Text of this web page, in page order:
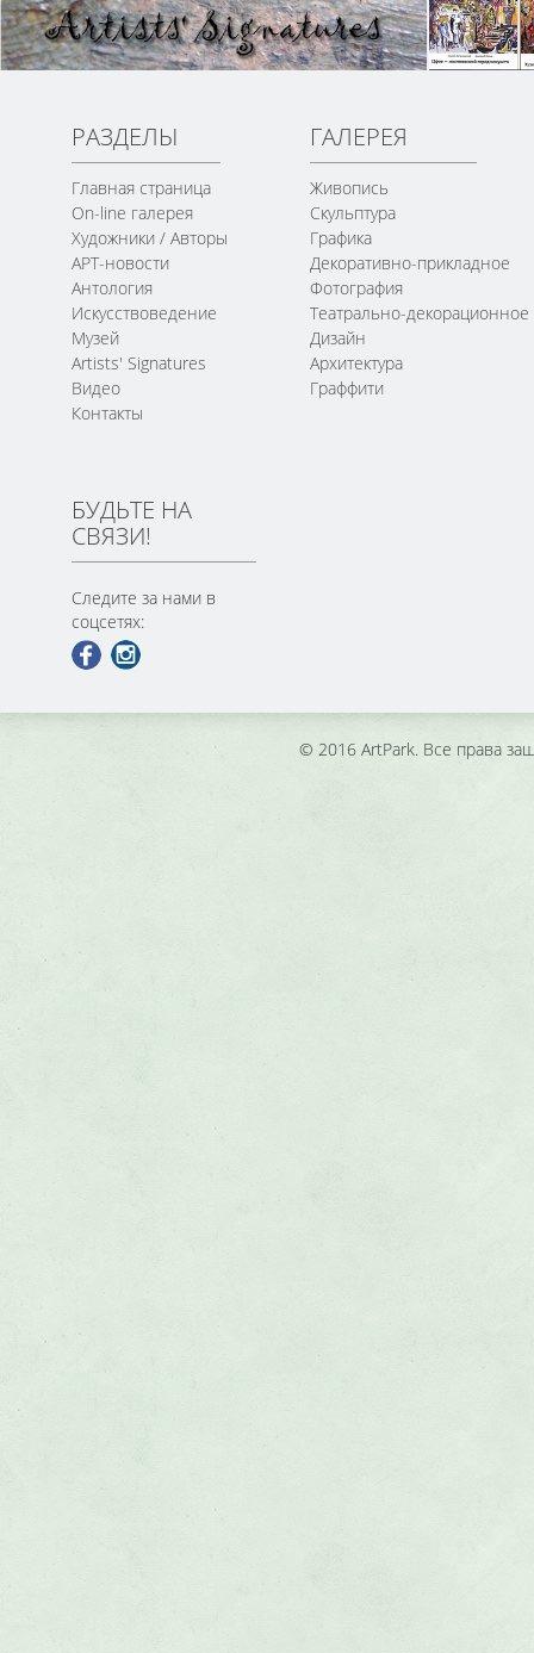
РАЗДЕЛЫ
Главная страница
On-line галерея
Художники / Авторы
АРТ-новости
Антология
Искусствоведение
Музей
Artists' Signatures
Видео
Контакты
ГАЛЕРЕЯ
Живопись
Скульптура
Графика
Декоративно-прикладное
Фотография
Театрально-декорационное
Дизайн
Архитектура
Граффити
БУДЬТЕ НА
СВЯЗИ!
Следите за нами в
соцсетях:
© 2016 ArtPark. Все права